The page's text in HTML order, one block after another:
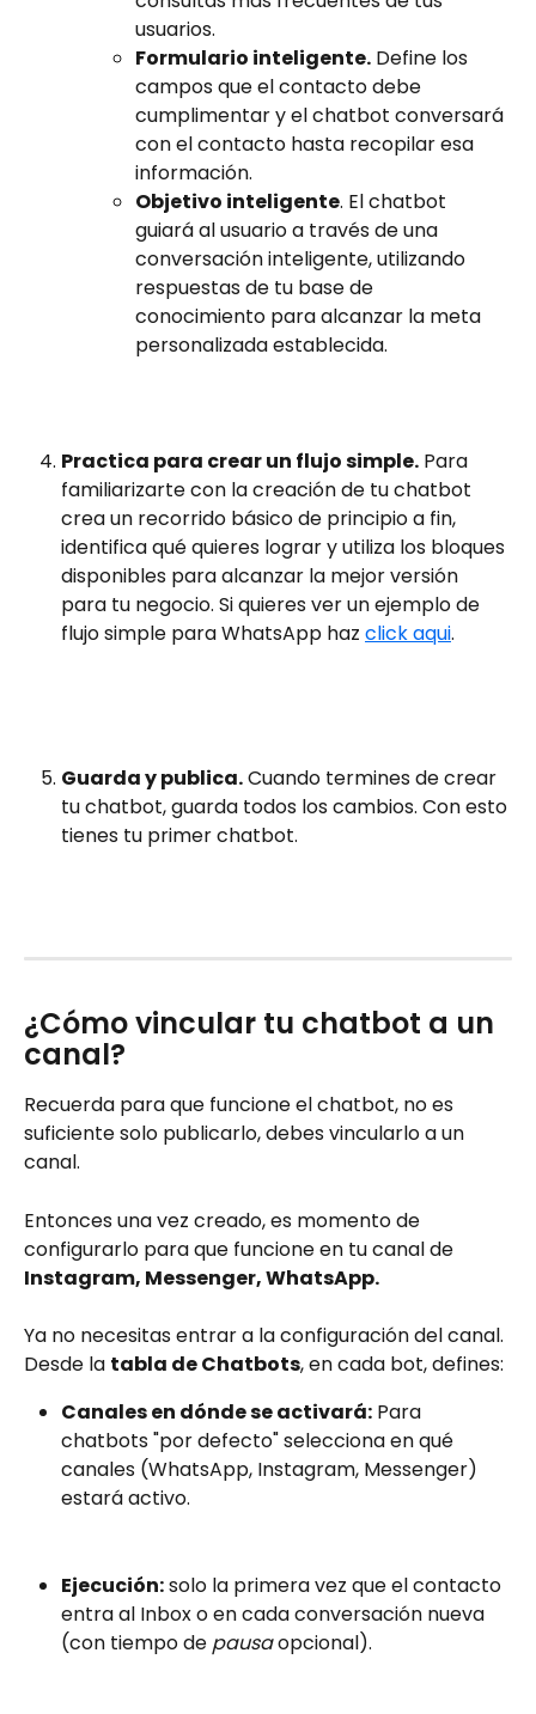
usuarios.
Formulario inteligente. Define los
campos que el contacto debe
cumplimentar y el chatbot conversará
con el contacto hasta recopilar esa
información.
Objetivo inteligente. El chatbot
guiará al usuario a través de una
conversación inteligente, utilizando
respuestas de tu base de
conocimiento para alcanzar la meta
personalizada establecida.
Practica para crear un flujo simple. Para
familiarizarte con la creación de tu chatbot
crea un recorrido básico de principio a fin,
identifica qué quieres lograr y utiliza los bloques
disponibles para alcanzar la mejor versión
para tu negocio. Si quieres ver un ejemplo de
flujo simple para WhatsApp haz click aqui.
Guarda y publica. Cuando termines de crear
tu chatbot, guarda todos los cambios. Con esto
tienes tu primer chatbot.
¿Cómo vincular tu chatbot a un
canal?
Recuerda para que funcione el chatbot, no es
suficiente solo publicarlo, debes vincularlo a un
canal.
Entonces una vez creado, es momento de
configurarlo para que funcione en tu canal de
Instagram, Messenger, WhatsApp.
Ya no necesitas entrar a la configuración del canal.
Desde la tabla de Chatbots, en cada bot, defines:
Canales en dónde se activará: Para
chatbots "por defecto" selecciona en qué
canales (WhatsApp, Instagram, Messenger)
estará activo.
Ejecución: solo la primera vez que el contacto
entra al Inbox o en cada conversación nueva
(con tiempo de pausa opcional).